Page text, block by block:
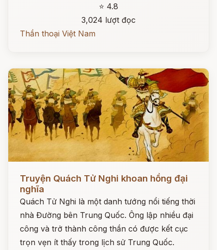
⭐ 4.8
3,024 lượt đọc
Thần thoại Việt Nam
Truyện Quách Tử Nghi khoan hồng đại
nghĩa
Quách Tử Nghi là một danh tướng nổi tiếng thời
nhà Đường bên Trung Quốc. Ông lập nhiều đại
công và trở thành công thần có được kết cục
trọn vẹn ít thấy trong lịch sử Trung Quốc.